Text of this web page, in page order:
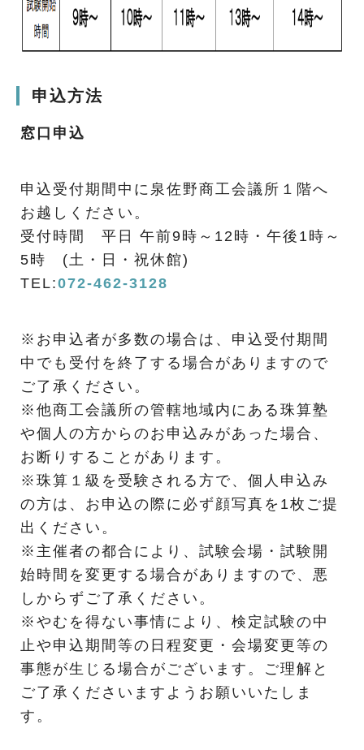
申込方法
窓口申込
申込受付期間中に泉佐野商工会議所１階へ
お越しください。
受付時間 平日 午前9時～12時・午後1時～
5時 (土・日・祝休館)
TEL:072-462-3128
※お申込者が多数の場合は、申込受付期間
中でも受付を終了する場合がありますので
ご了承ください。
※他商工会議所の管轄地域内にある珠算塾
や個人の方からのお申込みがあった場合、
お断りすることがあります。
※珠算１級を受験される方で、個人申込み
の方は、お申込の際に必ず顔写真を1枚ご提
出ください。
※主催者の都合により、試験会場・試験開
始時間を変更する場合がありますので、悪
しからずご了承ください。
※やむを得ない事情により、検定試験の中
止や申込期間等の日程変更・会場変更等の
事態が生じる場合がございます。ご理解と
ご了承くださいますようお願いいたしま
す。